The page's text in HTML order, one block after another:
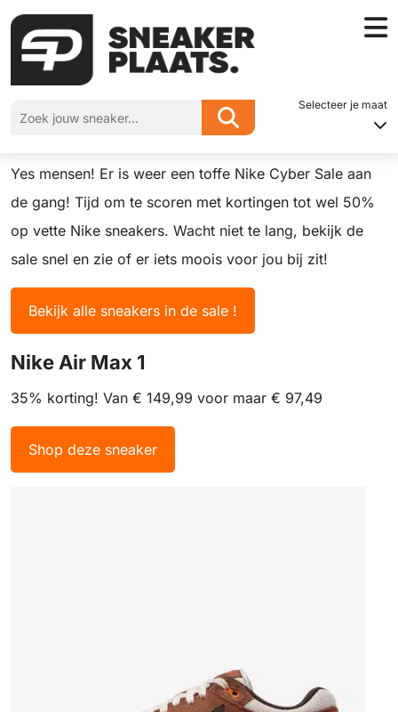
Selecteer je maat
Home»Top 8 heren Sneakers Sale
Top 8 heren Sneakers Sale
Yes mensen! Er is weer een toffe Nike Cyber Sale aan
de gang! Tijd om te scoren met kortingen tot wel 50%
op vette Nike sneakers. Wacht niet te lang, bekijk de
sale snel en zie of er iets moois voor jou bij zit!
Bekijk alle sneakers in de sale !
Nike Air Max 1
35% korting! Van € 149,99 voor maar € 97,49
Shop deze sneaker